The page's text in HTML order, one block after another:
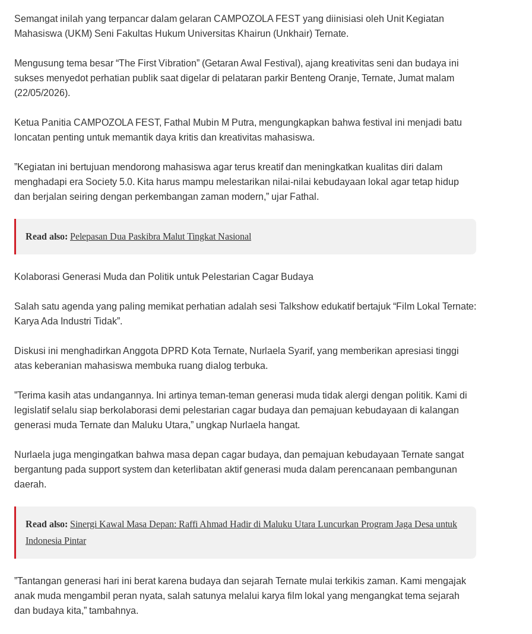
Semangat inilah yang terpancar dalam gelaran CAMPOZOLA FEST yang diinisiasi oleh Unit Kegiatan
Mahasiswa (UKM) Seni Fakultas Hukum Universitas Khairun (Unkhair) Ternate.
​Mengusung tema besar “The First Vibration” (Getaran Awal Festival), ajang kreativitas seni dan budaya ini
sukses menyedot perhatian publik saat digelar di pelataran parkir Benteng Oranje, Ternate, Jumat malam
(22/05/2026).
​Ketua Panitia CAMPOZOLA FEST, Fathal Mubin M Putra, mengungkapkan bahwa festival ini menjadi batu
loncatan penting untuk memantik daya kritis dan kreativitas mahasiswa.
​”Kegiatan ini bertujuan mendorong mahasiswa agar terus kreatif dan meningkatkan kualitas diri dalam
menghadapi era Society 5.0. Kita harus mampu melestarikan nilai-nilai kebudayaan lokal agar tetap hidup
dan berjalan seiring dengan perkembangan zaman modern,” ujar Fathal.
Read also: Pelepasan Dua Paskibra Malut Tingkat Nasional
​Kolaborasi Generasi Muda dan Politik untuk Pelestarian Cagar Budaya
​Salah satu agenda yang paling memikat perhatian adalah sesi Talkshow edukatif bertajuk “Film Lokal Ternate:
Karya Ada Industri Tidak”.
Diskusi ini menghadirkan Anggota DPRD Kota Ternate, Nurlaela Syarif, yang memberikan apresiasi tinggi
atas keberanian mahasiswa membuka ruang dialog terbuka.
​”Terima kasih atas undangannya. Ini artinya teman-teman generasi muda tidak alergi dengan politik. Kami di
legislatif selalu siap berkolaborasi demi pelestarian cagar budaya dan pemajuan kebudayaan di kalangan
generasi muda Ternate dan Maluku Utara,” ungkap Nurlaela hangat.
​Nurlaela juga mengingatkan bahwa masa depan cagar budaya, dan pemajuan kebudayaan Ternate sangat
bergantung pada support system dan keterlibatan aktif generasi muda dalam perencanaan pembangunan
daerah.
Read also: Sinergi Kawal Masa Depan: Raffi Ahmad Hadir di Maluku Utara Luncurkan Program Jaga Desa untuk
Indonesia Pintar
​”Tantangan generasi hari ini berat karena budaya dan sejarah Ternate mulai terkikis zaman. Kami mengajak
anak muda mengambil peran nyata, salah satunya melalui karya film lokal yang mengangkat tema sejarah
dan budaya kita,” tambahnya.